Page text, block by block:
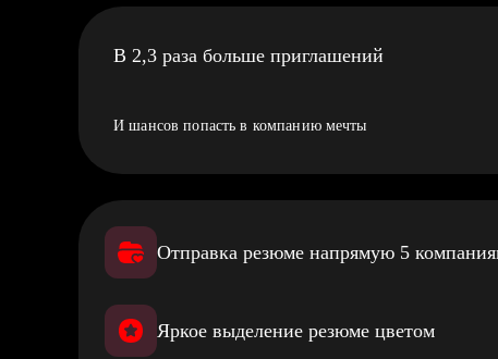
В 2,3 раза больше приглашений
И шансов попасть в компанию мечты
Отправка резюме напрямую 5
Яркое выделение резюме цветом